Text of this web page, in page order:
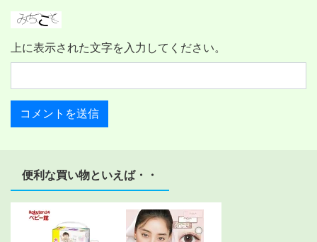
上に表示された文字を入力してください。
便利な買い物といえば・・